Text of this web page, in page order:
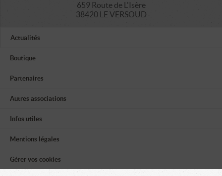
659 Route de L'Isère
38420 LE VERSOUD
Actualités
Boutique
Partenaires
Autres associations
Infos utiles
Mentions légales
Gérer vos cookies